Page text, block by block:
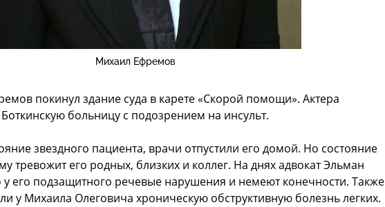
Михаил Ефремов
покинул здание суда в карете «Скорой помощи». Актера
больницу с подозрением на инсульт.
звездного пациента, врачи отпустили его домой. Но состояние
тревожит его родных, близких и коллег. На днях адвокат Эльман
его подзащитного речевые нарушения и немеют конечности. Также
у Михаила Олеговича хроническую обструктивную болезнь легких.